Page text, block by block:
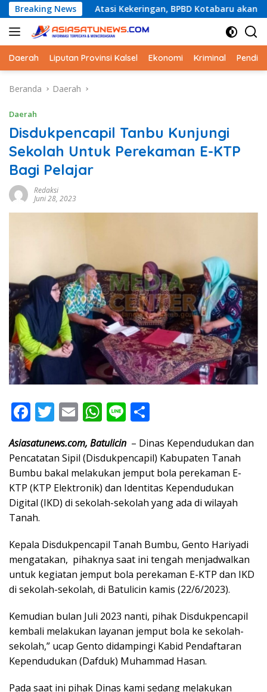
Langsung
ke
konten
Breaking News
Atasi Kekeringan, BPBD Kotabaru akan Distribusikan
Daerah Liputan Provinsi Kalsel Ekonomi Kriminal
Beranda Daerah
Daerah
Disdukpencapil Tanbu Kunjungi
Sekolah Untuk Perekaman E-KTP
Bagi Pelajar
Redaksi
Juni 28, 2023
F
e
b
o
o
k
T
itt
er
E
ai
l
W
at
s
A
p
Li
e ar
e
Asiasatunews.com, Batulicin – Dinas Kependudukan dan
Pencatatan Sipil (Disdukpencapil) Kabupaten Tanah
Bumbu bakal melakukan jemput bola perekaman E-
KTP (KTP Elektronik) dan Identitas Kependudukan
Digital (IKD) di sekolah-sekolah yang ada di wilayah
Tanah.
Kepala Disdukpencapil Tanah Bumbu, Gento Hariyadi
mengatakan, pihaknya saat ini tengah menjadwalkan
untuk kegiatan jemput bola perekaman E-KTP dan IKD
di sekolah-sekolah, di Batulicin kamis (22/6/2023).
Kemudian bulan Juli 2023 nanti, pihak Disdukpencapil
kembali melakukan layanan jemput bola ke sekolah-
sekolah,” ucap Gento didampingi Kabid Pendaftaran
Kependudukan (Dafduk) Muhammad Hasan.
Pada saat ini pihak Dinas kami sedang melakukan